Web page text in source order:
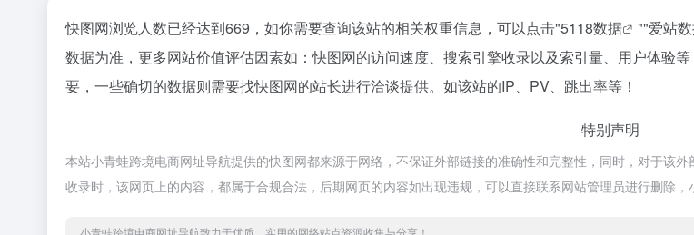
快图网浏览人数已经达到669，如你需要查询该站的相关权重信息，可以点击"5118数据 ""爱站
数据为准，更多网站价值评估因素如：快图网的访问速度、搜索引擎收录以及索引量、用户体验
要，一些确切的数据则需要找快图网的站长进行洽谈提供。如该站的IP、PV、跳出率等！
特别声明
本站小青蛙跨境电商网址导航提供的快图网都来源于网络，不保证外部链接的准确性和完整性，同时，对于该
收录时，该网页上的内容，都属于合规合法，后期网页的内容如出现违规，可以直接联系网站管理员进行删除，
小青蛙跨境电商网址导航致力于优质、实用的网络站点资源收集与分享！